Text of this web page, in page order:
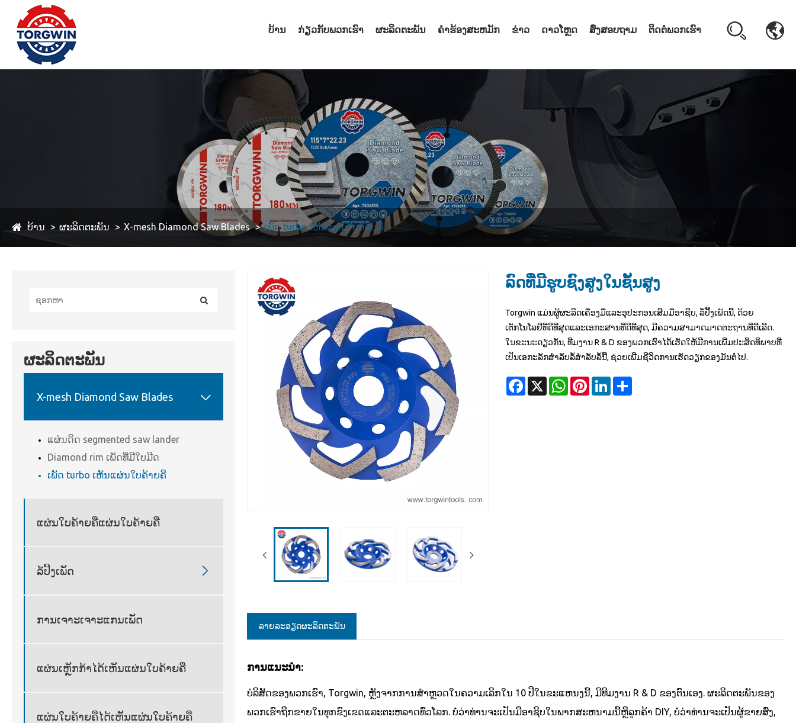
ບ້ານ ກ່ຽວກັບພວກເຮົາ ຜະລິດຕະພັນ ຄໍາຮ້ອງສະຫມັກ ຂ່າວ ດາວໂຫຼດ ສົ່ງສອບຖາມ ຕິດ​ຕໍ່​ພວກ​ເຮົາ
ບ້ານ ຜະລິດຕະພັນ X-mesh Diamond Saw Blades ເພັດ turbo ເຫັນແຜ່ນໃບຄ້າຍຄື
ຜະລິດຕະພັນ
X-mesh Diamond Saw Blades 
ແຜ່ນດິດ segmented saw lander
Diamond rim ເພັດທີ່ມີໃບມີດ
ເພັດ turbo ເຫັນແຜ່ນໃບຄ້າຍຄື
ແຜ່ນໃບຄ້າຍຄືແຜ່ນໃບຄ້າຍຄື
ລໍ້ປີ້ງເພັດ 
ການເຈາະເຈາະແກນເພັດ
ແຜ່ນເຫຼັກກ້າໄດ້ເຫັນແຜ່ນໃບຄ້າຍຄື
ແຜ່ນໃບຄ້າຍຄືໄດ້ເຫັນແຜ່ນໃບຄ້າຍຄື
ລົດທີ່ມີຮູບຊົງສູງໃນຊັ້ນສູງ
Torgwin ແມ່ນຜູ້ຜະລິດເຄື່ອງມືແລະອຸປະກອນເສີມມືອາຊີບ, ລໍ້ປີ້ງເພັດນີ້, ດ້ວຍ
ເຕັກໂນໂລຢີທີ່ດີທີ່ສຸດແລະເອກະສານທີ່ດີທີ່ສຸດ, ມີຄວາມສາມາດມາດຕະຖານທີ່ດີເລີດ.
ໃນຂະນະດຽວກັນ, ທີມງານ R & D ຂອງພວກເຮົາໄດ້ເຮັດໃຫ້ມີການເພີ່ມປະສິດທິພາບທີ່
ເປັນເອກະລັກສໍາລັບລໍ້ສໍາລັບລໍ້ນີ້, ຊ່ວຍເພີ່ມຊີວິດການເຮັດວຽກຂອງມັນຕໍ່ໄປ.
Facebook
X WhatsAppPinterestLinkedInShare
ລາຍ​ລະ​ອຽດ​ຜະ​ລິດ​ຕະ​ພັນ
ການແນະນໍາ:
ບໍລິສັດຂອງພວກເຮົາ, Torgwin, ຫຼັງຈາກການສໍາຫຼວດໃນຄວາມເລິກໃນ 10 ປີໃນຂະແຫນງນີ້, ມີທີມງານ R & D ຂອງຕົນເອງ. ຜະລິດຕະພັນຂອງ
ພວກເຮົາຖືກຂາຍໃນທຸກຂົງເຂດແລະຕະຫລາດທົ່ວໂລກ. ບໍ່ວ່າທ່ານຈະເປັນມືອາຊີບໃນພາກສະຫນາມນີ້ຫຼືລູກຄ້າ DIY, ບໍ່ວ່າທ່ານຈະເປັນຜູ້ຂາຍສົ່ງ,